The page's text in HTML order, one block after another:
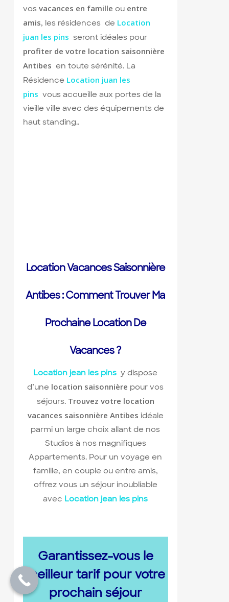
vos vacances en famille ou entre
amis, les résidences de Location
juan les pins seront idéales pour
profiter de votre location saisonnière
Antibes en toute sérénité. La
Résidence Location juan les
pins vous accueille aux portes de la
vieille ville avec des équipements de
haut standing..
Location Vacances Saisonnière
Antibes : Comment Trouver Ma
Prochaine Location De
Vacances ?
Location jean les pins y dispose
d’une location saisonnière pour vos
séjours. Trouvez votre location
vacances saisonnière Antibes idéale
parmi un large choix allant de nos
Studios à nos magnifiques
Appartements. Pour un voyage en
famille, en couple ou entre amis,
offrez vous un séjour inoubliable
avec Location jean les pins
Garantissez-vous le
meilleur tarif pour votre
prochain séjour